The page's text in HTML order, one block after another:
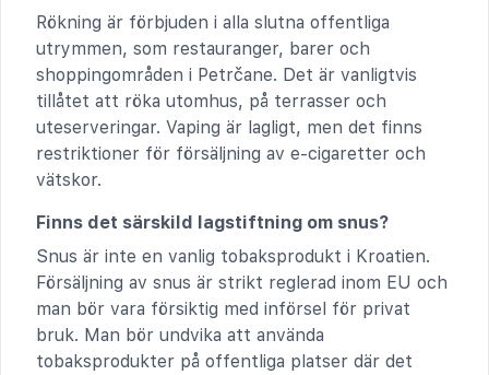
Rökning är förbjuden i alla slutna offentliga
utrymmen, som restauranger, barer och
shoppingområden i Petrčane. Det är vanligtvis
tillåtet att röka utomhus, på terrasser och
uteserveringar. Vaping är lagligt, men det finns
restriktioner för försäljning av e-cigaretter och
vätskor.
Finns det särskild lagstiftning om snus?
Snus är inte en vanlig tobaksprodukt i Kroatien.
Försäljning av snus är strikt reglerad inom EU och
man bör vara försiktig med införsel för privat
bruk. Man bör undvika att använda
tobaksprodukter på offentliga platser där det